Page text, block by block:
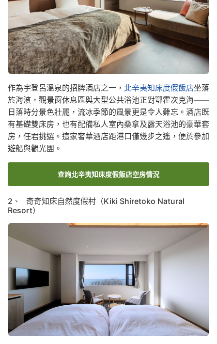
作為宇登呂溫泉的招牌酒店之一， 北辛夷知床度假飯店坐落
於海濱，觀景窗休息區與大型公共浴池正對鄂霍次克海——
日落時分景色壯麗，流冰季節的風景更是令人難忘。酒店既
有基礎雙床房，也有配備私人室內桑拿及露天浴池的豪華套
房，任君挑選。這家奢華酒店距港口僅幾步之遙，便於參加
遊船與觀光團。
查詢北辛夷知床度假飯店空房情況
2、 奇奇知床自然度假村（Kiki Shiretoko Natural
Resort）
Image